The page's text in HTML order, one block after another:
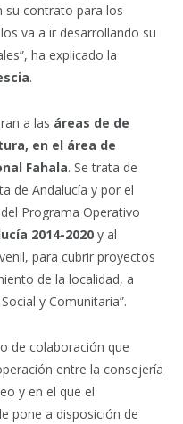
su contrato para los
va a ir desarrollando su
ha explicado la
.
a las áreas de de
en el área de
Fahala. Se trata de
de Andalucía y por el
Programa Operativo
2014-2020 y al
para cubrir proyectos
de la localidad, a
y Comunitaria”.
de colaboración que
entre la consejería
y en el que el
pone a disposición de